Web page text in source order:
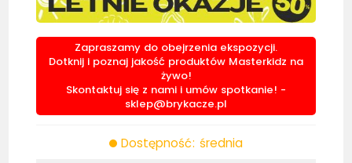
Zapraszamy do obejrzenia ekspozycji.
Dotknij i poznaj jakość produktów Masterkidz na
żywo!
Skontaktuj się z nami i umów spotkanie! -
sklep@brykacze.pl
Dostępność: średnia